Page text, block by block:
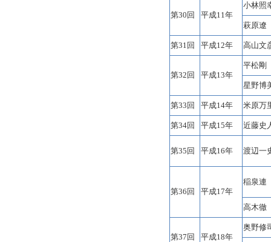
第30回 平成11年
小林照
萩原遼
第31回 平成12年 高山文
第32回 平成13年
平松剛
星野博
第33回 平成14年 米原万
第34回 平成15年 近藤史
第35回 平成16年 渡辺一
第36回 平成17年
稲泉連
高木徹
第37回 平成18年
奥野修